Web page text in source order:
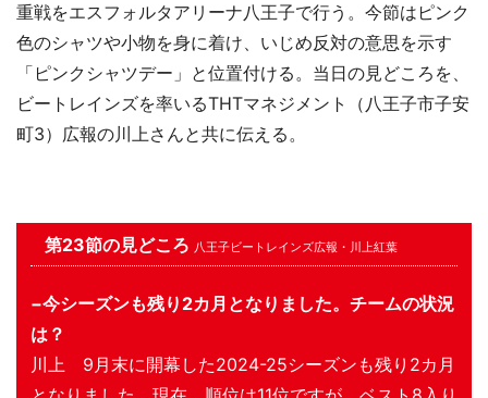
重戦をエスフォルタアリーナ八王子で行う。今節はピンク
色のシャツや小物を身に着け、いじめ反対の意思を示す
「ピンクシャツデー」と位置付ける。当日の見どころを、
ビートレインズを率いるTHTマネジメント（八王子市子安
町3）広報の川上さんと共に伝える。
第23節の見どころ 八王子ビートレインズ広報・川上紅葉
−今シーズンも残り2カ月となりました。チームの状況
は？
川上 9月末に開幕した2024-25シーズンも残り2カ月